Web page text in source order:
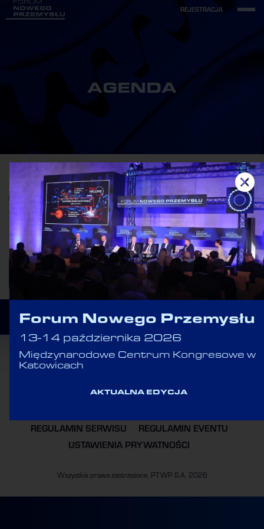
REJESTRACJA
AGENDA
•
WRÓĆ DO LISTY
Wszystkie prawa zastrzeżone. PTWP S.A. 2026
REGULAMIN SERWISU
REGULAMIN EVENTU
USTAWIENIA PRYWATNOŚCI
Forum Nowego Przemysłu
13-14 października 2026
Międzynarodowe Centrum Kongresowe w
Katowicach
AKTUALNA EDYCJA